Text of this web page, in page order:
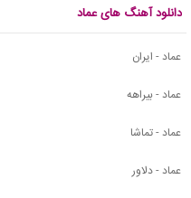
دانلود آهنگ های عماد
عماد - ایران
عماد - بیراهه
عماد - تماشا
عماد - دلاور